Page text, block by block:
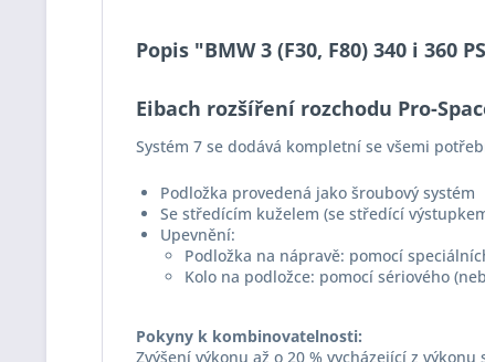
Popis "BMW 3 (F30, F80) 340 i 360
Eibach rozšíření rozchodu Pro-
Systém 7 se dodává kompletní se všemi
Podložka provedená jako šroubový systém
Se středícím kuželem (se středící
Upevnění:
Podložka na nápravě: pomocí
Kolo na podložce: pomocí sériového
Pokyny k kombinovatelnosti:
Zvýšení výkonu až o 20 % vycházející z výkonu